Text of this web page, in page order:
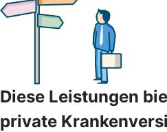
Diese Leistungen
private